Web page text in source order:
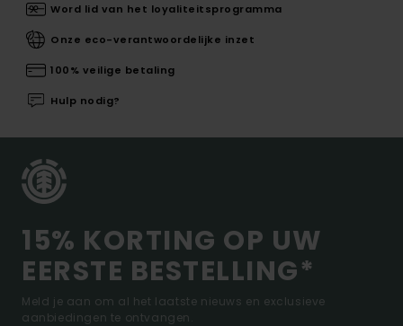
Word lid van het loyaliteitsprogramma
Onze eco-verantwoordelijke inzet
100% veilige betaling
Hulp nodig?
15% KORTING OP UW
EERSTE BESTELLING*
Meld je aan om al het laatste nieuws en exclusieve
aanbiedingen te ontvangen.